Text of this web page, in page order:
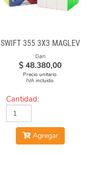
SWIFT 355 3X3 MAGLEV
Gan
$ 48.380,00
Precio unitario.
IVA incluido.
Cantidad:
Agregar